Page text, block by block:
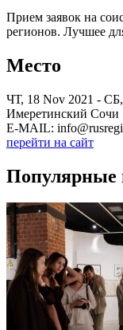
Прием заявок на
регионов. Лучшее
Место
ЧТ, 18 Nov 2021 -
Имеретинский Сочи
E-MAIL:
перейти на сайт
Популярные